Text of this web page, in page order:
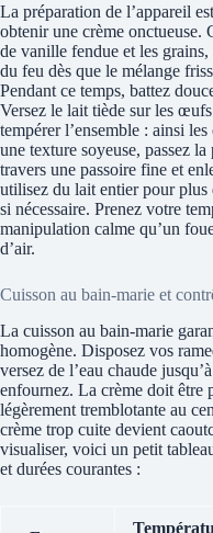
La préparation de l’appareil
obtenir une crème onctueuse.
de vanille fendue et les
du feu dès que le mélange
Pendant ce temps, battez
Versez le lait tiède sur les
tempérer l’ensemble : ainsi
une texture soyeuse, passez
travers une passoire fine et
utilisez du lait entier pour plus
si nécessaire. Prenez votre
manipulation calme qu’un
d’air.
Cuisson au bain-marie et
La cuisson au bain-marie
homogène. Disposez vos
versez de l’eau chaude
enfournez. La crème doit être
légèrement tremblotante au
crème trop cuite devient
visualiser, voici un petit
et durées courantes :